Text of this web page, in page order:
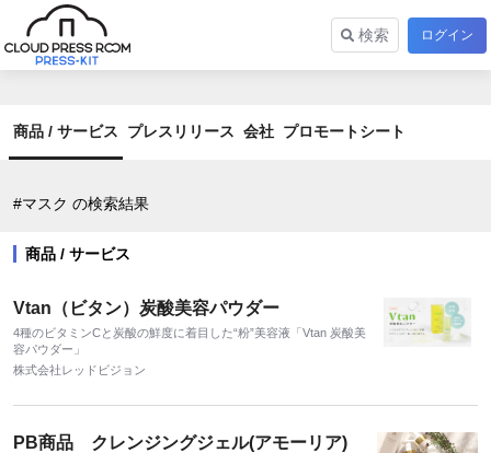
検索 ログイン
商品 / サービス プレスリリース 会社 プロモートシート
#マスク の検索結果
商品 / サービス
Vtan（ビタン）炭酸美容パウダー
4種のビタミンCと炭酸の鮮度に着目した“粉”美容液「Vtan 炭酸美
容パウダー」
株式会社レッドビジョン
PB商品 クレンジングジェル(アモーリア)